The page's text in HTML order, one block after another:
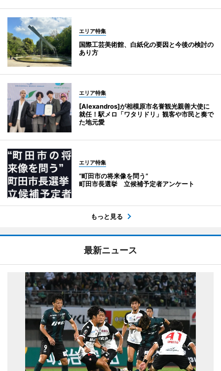
エリア特集
国際工芸美術館、白紙化の要因と今後の検討の
あり方
エリア特集
[Alexandros]が相模原市名誉観光親善大使に
就任！駅メロ「ワタリドリ」観客や市民と奏で
た地元愛
エリア特集
“町田市の将来像を問う”
町田市長選挙 立候補予定者アンケート
もっと見る
最新ニュース